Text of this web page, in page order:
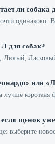
ли собака
одинаково.
для собак?
или
короткая
щенок
выберите